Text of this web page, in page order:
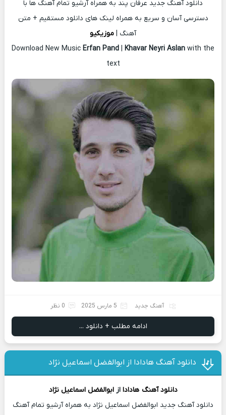
دانلود آهنگ جدید عرفان پند به همراه آرشیو تمام آهنگ ها با
دسترسی آسان و سریع به همراه لینک های دانلود مستقیم + متن
آهنگ | موزیکیو
Download New Music Erfan Pand | Khavar Neyri Aslan with the
text
آهنگ جدید 5 مارس 2025 0 نظر
ادامه مطلب + دانلود ...
دانلود آهنگ هادادا از ابوالفضل اسماعیل نژاد
دانلود آهنگ هادادا ازابوالفضل اسماعیل نژاد
دانلود آهنگ جدید ابوالفضل اسماعیل نژاد به همراه آرشیو تمام آهنگ